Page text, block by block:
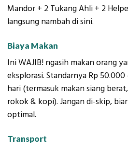
Mandor + 2 Tukang Ahli + 2
langsung nambah di sini.
Biaya Makan
Ini WAJIB! ngasih makan orang
eksplorasi. Standarnya Rp
hari (termasuk makan siang
rokok & kopi). Jangan di-skip,
optimal.
Transport